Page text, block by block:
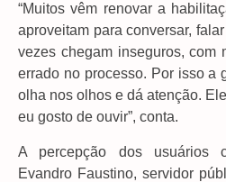
“Muitos vêm renovar a
aproveitam para conversar,
vezes chegam inseguros, com
errado no processo. Por isso a
olha nos olhos e dá atenção.
eu gosto de ouvir”, conta.
A percepção dos usuários
Evandro Faustino, servidor